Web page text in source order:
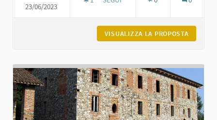
23/06/2023
VISUALIZZA LA PROPOSTA